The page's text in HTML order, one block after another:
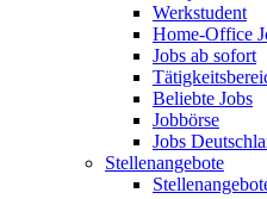
Werkstudent
Home-Office
Jobs ab sofort
Beliebte Jobs
Jobbörse
Jobs
Stellenangebote